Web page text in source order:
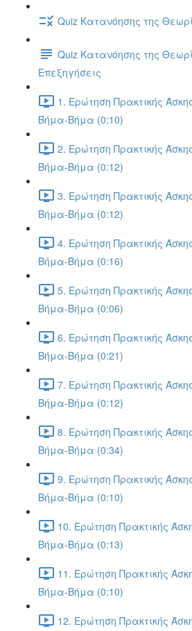
Quiz Κατανόησης της
Quiz Κατανόησης της
Επεξηγήσεις
1. Ερώτηση Πρακτικής
Βήμα-Βήμα (0:10)
2. Ερώτηση Πρακτικής
Βήμα-Βήμα (0:12)
3. Ερώτηση Πρακτικής
Βήμα-Βήμα (0:12)
4. Ερώτηση Πρακτικής
Βήμα-Βήμα (0:16)
5. Ερώτηση Πρακτικής
Βήμα-Βήμα (0:06)
6. Ερώτηση Πρακτικής
Βήμα-Βήμα (0:21)
7. Ερώτηση Πρακτικής
Βήμα-Βήμα (0:12)
8. Ερώτηση Πρακτικής
Βήμα-Βήμα (0:34)
9. Ερώτηση Πρακτικής
Βήμα-Βήμα (0:10)
10. Ερώτηση Πρακτικής
Βήμα-Βήμα (0:13)
11. Ερώτηση Πρακτικής
Βήμα-Βήμα (0:10)
12. Ερώτηση Πρακτικής